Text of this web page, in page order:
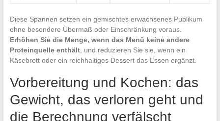
Diese Spannen setzen ein gemischtes erwachsenes Publikum
ohne besondere Übermaß oder Einschränkung voraus.
Erhöhen Sie die Menge, wenn das Menü keine andere
Proteinquelle enthält, und reduzieren Sie sie, wenn ein
Käsebrett oder ein reichhaltiges Dessert das Essen ergänzt.
Vorbereitung und Kochen: das
Gewicht, das verloren geht und
die Berechnung verfälscht